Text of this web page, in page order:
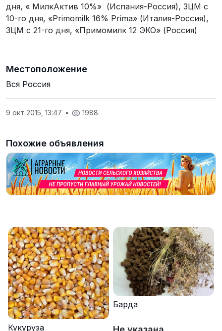
дня, « МилкАктив 10%» (Испания-Россия), ЗЦМ с
10-го дня, «Primomilk 16% Prima» (Италия-Россия),
ЗЦМ с 21-го дня, «Примомилк 12 ЭКО» (Россия)
Местоположение
Вся Россия
9 окт 2015, 13:47 • 1988
Похожие объявления
Кукуруза
Барда